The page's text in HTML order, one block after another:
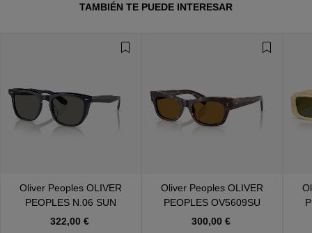
TAMBIÉN TE PUEDE INTERESAR
Oliver Peoples OLIVER
PEOPLES N.06 SUN
OV5546SU 1771R5
322,00 €
Oliver Peoples OLIVER
PEOPLES OV5609SU
100953
300,00 €